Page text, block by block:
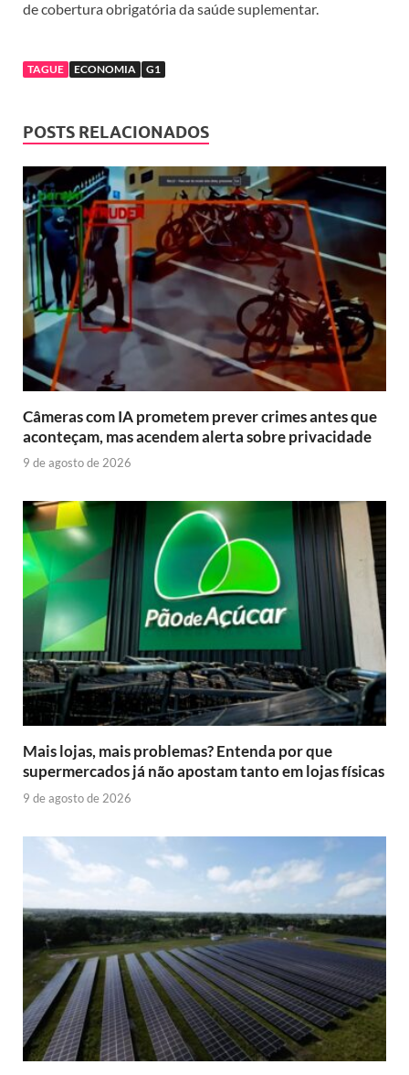
de cobertura obrigatória da saúde suplementar.
TAGUE ECONOMIA G1
POSTS RELACIONADOS
Câmeras com IA prometem prever crimes antes que
aconteçam, mas acendem alerta sobre privacidade
9 de agosto de 2026
Mais lojas, mais problemas? Entenda por que
supermercados já não apostam tanto em lojas físicas
9 de agosto de 2026